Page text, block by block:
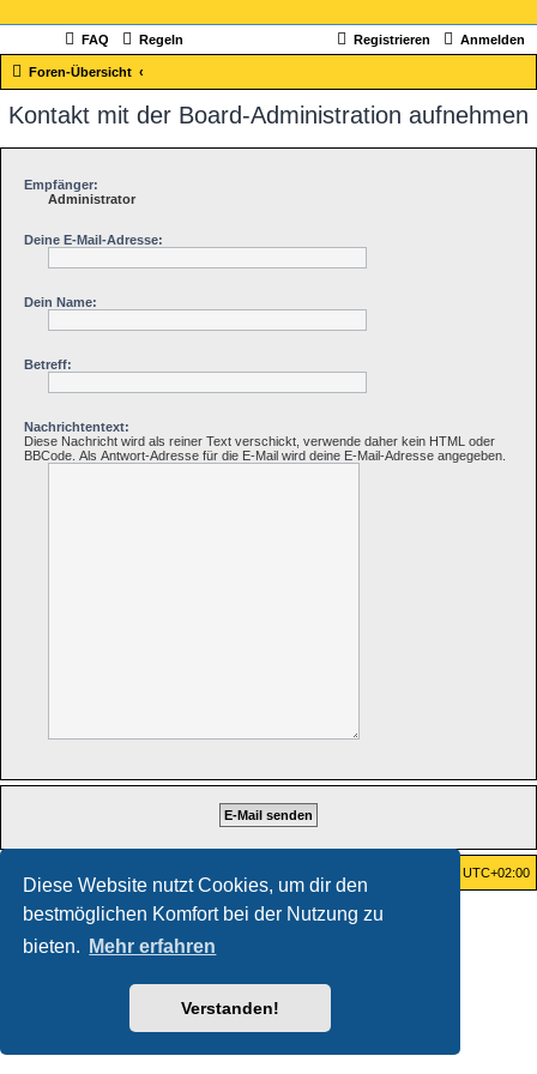
Diese Website nutzt Cookies, um dir den
bestmöglichen Komfort bei der Nutzung zu
bieten.
Mehr erfahren
Verstanden!
FAQ Regeln Anmelden
Registrieren
Foren-Übersicht
Kontakt mit der Board-Administration aufnehmen
Empfänger:
Administrator
Deine E-Mail-Adresse:
Dein Name:
Betreff:
Nachrichtentext:
Diese Nachricht wird als reiner Text verschickt, verwende daher kein HTML oder
BBCode. Als Antwort-Adresse für die E-Mail wird deine E-Mail-Adresse angegeben.
UTC+02:00
Powered byphpBB ® Forum Software © phpBB Limited
Datenschutz